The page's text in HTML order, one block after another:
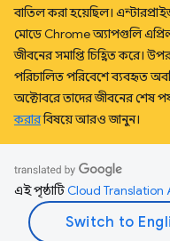
বাতিল করা হয়েছিল।
মোডে Chrome অ্যাপগুলি
জীবনের সমাপ্তি চিহ্নিত করে।
পরিচালিত পরিবেশে ব্যবহৃত
অক্টোবরে তাদের জীবনের শেষ
করারবিষয়ে আরও জানুন।
এই পৃষ্ঠাটিCloud Translation